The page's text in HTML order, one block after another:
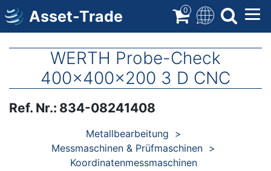
Direkt
zum
Inhalt
Asset-Trade 0
WERTH Probe-Check
400x400x200 3 D CNC
Ref. Nr.: 834-08241408
Metallbearbeitung
Messmaschinen & Prüfmaschinen
Koordinatenmessmaschinen